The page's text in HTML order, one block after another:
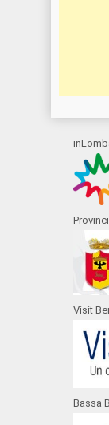
Visit
Bassa